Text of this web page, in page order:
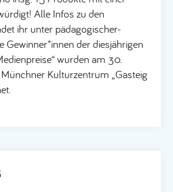
Alle Infos zu den
ihr unter pädagogischer-
Gewinner*innen der diesjährigen
wurden am 30.
Kulturzentrum „Gasteig